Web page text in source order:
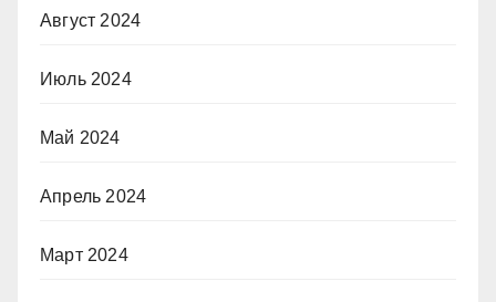
Август 2024
Июль 2024
Май 2024
Апрель 2024
Март 2024